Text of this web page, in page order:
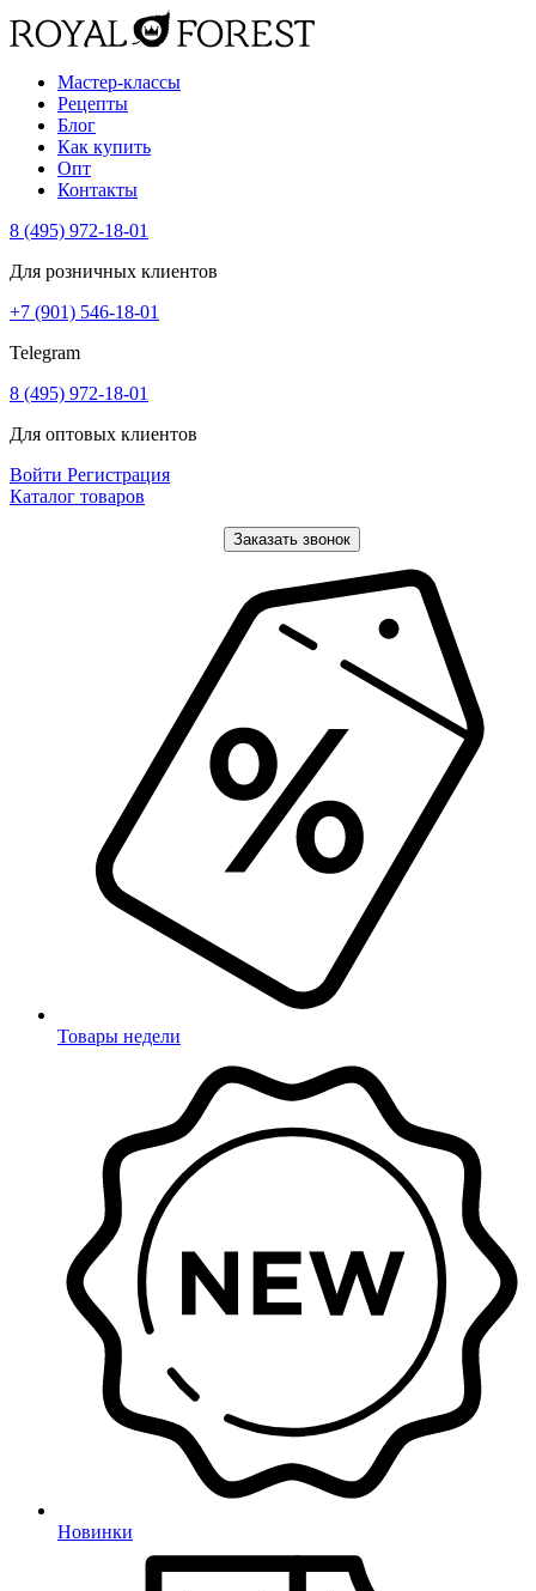
Мастер-классы
Рецепты
Блог
Как купить
Опт
Контакты
8 (495) 972-18-01
Для розничных клиентов
+7 (901) 546-18-01
Telegram
8 (495) 972-18-01
Для оптовых клиентов
Войти Регистрация
Каталог товаров
Заказать звонок
Товары недели
Новинки